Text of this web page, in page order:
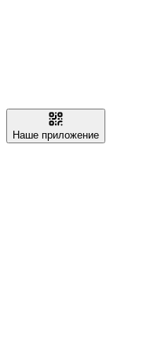
Наше приложение